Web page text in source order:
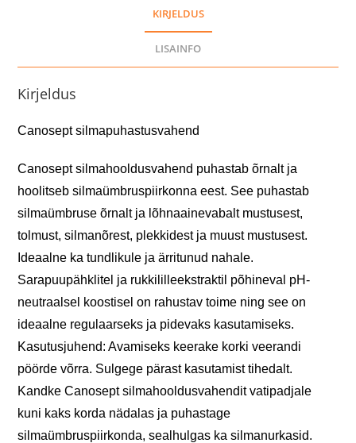
KIRJELDUS
LISAINFO
Kirjeldus
Canosept silmapuhastusvahend
Canosept silmahooldusvahend puhastab õrnalt ja
hoolitseb silmaümbruspiirkonna eest. See puhastab
silmaümbruse õrnalt ja lõhnaainevabalt mustusest,
tolmust, silmanõrest, plekkidest ja muust mustusest.
Ideaalne ka tundlikule ja ärritunud nahale.
Sarapuupähklitel ja rukkililleekstraktil põhineval pH-
neutraalsel koostisel on rahustav toime ning see on
ideaalne regulaarseks ja pidevaks kasutamiseks.
Kasutusjuhend: Avamiseks keerake korki veerandi
pöörde võrra. Sulgege pärast kasutamist tihedalt.
Kandke Canosept silmahooldusvahendit vatipadjale
kuni kaks korda nädalas ja puhastage
silmaümbruspiirkonda, sealhulgas ka silmanurkasid.